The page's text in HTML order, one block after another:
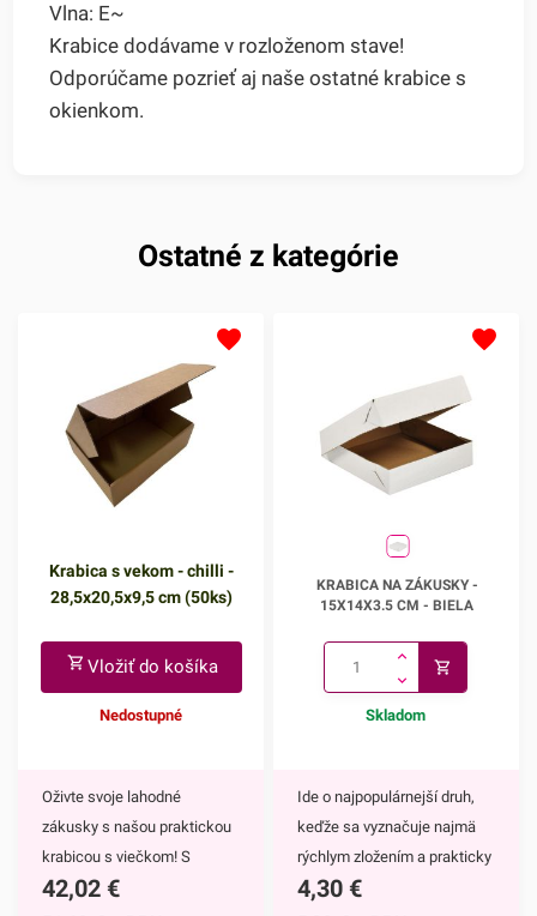
Vlna: E~
Krabice dodávame v rozloženom stave!
Odporúčame pozrieť aj naše ostatné krabice s
okienkom.
Ostatné z kategórie
Krabica s vekom - chilli -
28,5x20,5x9,5 cm (50ks)
Vložiť do košíka
Nedostupné
Oživte svoje lahodné
zákusky s našou praktickou
krabicou s viečkom! S
rozmermi 28,5x20,5x9,5 cm
42,02 €
15x14x3.5 cm
KRABICA NA ZÁKUSKY -
15X14X3.5 CM - BIELA
Skladom
Ide o najpopulárnejší druh,
keďže sa vyznačuje najmä
rýchlym zložením a prakticky
otváreteľnou vrchnou
4,30 €